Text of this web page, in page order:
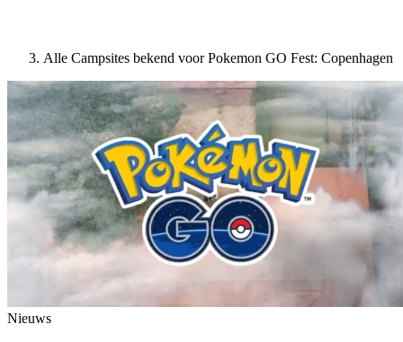
Alle Campsites bekend voor Pokemon GO Fest: Copenhagen
Nieuws